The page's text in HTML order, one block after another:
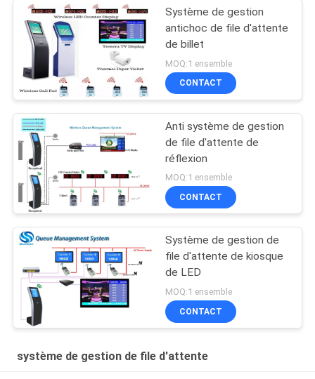
Système de gestion
antichoc de file d'attente
de billet
MOQ:1 ensemble
CONTACT
Anti système de gestion
de file d'attente de
réflexion
MOQ:1 ensemble
CONTACT
Système de gestion de
file d'attente de kiosque
de LED
MOQ:1 ensemble
CONTACT
système de gestion de file d'attente